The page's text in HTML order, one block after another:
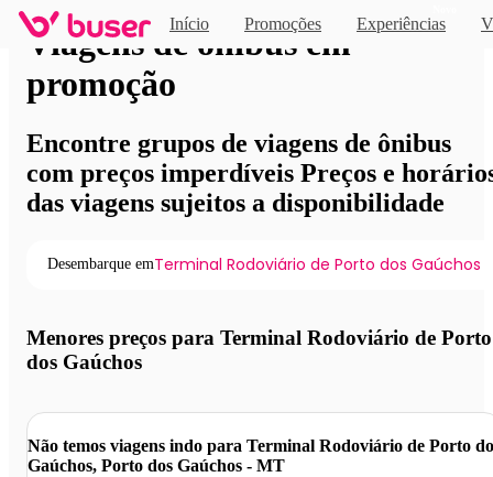
Início Promoções Experiências
Viagens de ônibus em
promoção
Encontre grupos de viagens de ônibus
com preços imperdíveis Preços e
das viagens sujeitos a disponibilidade
Desembarque emTerminal Rodoviário de Porto dos Gaúchos
Menores preços para Terminal Rodoviário de Porto
dos Gaúchos
Não temos viagens indo para Terminal Rodoviário de Porto
Gaúchos, Porto dos Gaúchos - MT